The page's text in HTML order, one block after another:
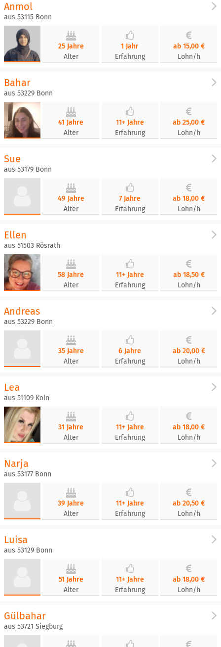
Anmol
aus 53115 Bonn
25 Jahre
Alter
1 Jahr
Erfahrung
ab 15,00 €
Lohn/h
Bahar
aus 53229 Bonn
41 Jahre
Alter
11+ Jahre
Erfahrung
ab 25,00 €
Lohn/h
Sue
aus 53179 Bonn
49 Jahre
Alter
7 Jahre
Erfahrung
ab 18,00 €
Lohn/h
Ellen
aus 51503 Rösrath
58 Jahre
Alter
11+ Jahre
Erfahrung
ab 18,50 €
Lohn/h
Andreas
aus 53229 Bonn
35 Jahre
Alter
6 Jahre
Erfahrung
ab 20,00 €
Lohn/h
Lea
aus 51109 Köln
31 Jahre
Alter
11+ Jahre
Erfahrung
ab 18,00 €
Lohn/h
Narja
aus 53177 Bonn
39 Jahre
Alter
11+ Jahre
Erfahrung
ab 20,50 €
Lohn/h
Luisa
aus 53129 Bonn
51 Jahre
Alter
11+ Jahre
Erfahrung
ab 18,00 €
Lohn/h
Gülbahar
aus 53721 Siegburg